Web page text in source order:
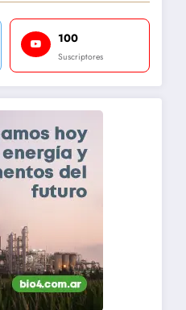
100
Suscriptores